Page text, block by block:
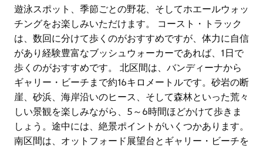
遊泳スポット、季節ごとの野花、そしてホエールウォッ
チングをお楽しみいただけます。 コースト・トラック
は、数回に分けて歩くのがおすすめですが、体力に自信
があり経験豊富なブッシュウォーカーであれば、1日で
歩くのがおすすめです。 北区間は、バンディーナから
ギャリー・ビーチまで約16キロメートルです。砂岩の断
崖、砂浜、海岸沿いのヒース、そして森林といった荒々
しい景観を楽しみながら、5～6時間ほどかけて歩きま
しょう。途中には、絶景ポイントがいくつかあります。
南区間は、オットフォード展望台とギャリー・ビーチを